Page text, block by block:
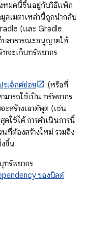
งหมดนี้ขึ้นอยู่กับวิธีแพ็ก
เมตาเหล่านี้ถูกนำกลับ
(และ Gradle
บสาธารณะอนุญาตให้
จะเก็บทรัพยากร
รเจ็กต์ย่อย
(หรือที่
มารถใช้เป็น ทรัพยากร
ะสร้างเอาต์พุต (เช่น
ใช้ได้ การดำเนินการนี้
นที่ต้องสร้างใหม่ รวมถึง
ขึ้น
ทรัพยากร
ของบิลด์